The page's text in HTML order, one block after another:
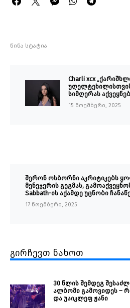
წინა სტატია
Charli xcx
სიმღერას
15 ნოემბერი, 2025
შერონ ოსბორნი აკრიტიკებს
მენეჯერის გეგმას,
Sabbath-ის აქამდე უცნობი
17 ნოემბერი, 2025
გირჩევთ ნახოთ
30 წლის შემდეგ
ალბომი გამოვიდეს –
და უაიკლეფ ჟანი